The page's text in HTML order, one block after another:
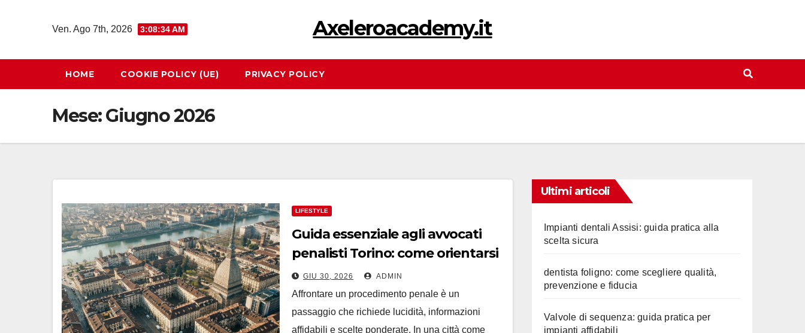
Ven. Ago 7th, 2026 3:08:36 AM Axeleroacademy.it
HOME COOKIE POLICY (UE) PRIVACY POLICY
Mese:Giugno 2026
LIFESTYLE
Guida essenziale agli avvocati
penalisti Torino: come orientarsi
GIU 30, 2026 ADMIN
Affrontare un procedimento penale è un
passaggio che richiede lucidità, informazioni
affidabili e scelte ponderate. In una città come
Ultimi articoli
Impianti dentali Assisi: guida pratica alla
scelta sicura
dentista foligno: come scegliere qualità,
prevenzione e fiducia
Valvole di sequenza: guida pratica per
impianti affidabili